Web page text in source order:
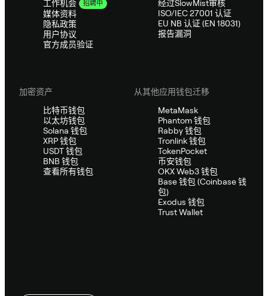
工作机会 招聘中
媒体资料
隐私政策
用户协议
官方成员验证
经过SlowMist审核
ISO/IEC 27001 认证
EU NB 认证 (EN 18031)
报告漏洞
加密资产
比特币钱包
以太坊钱包
Solana 钱包
XRP 钱包
USDT 钱包
BNB 钱包
查看所有钱包
从其他应用钱包迁移
MetaMask
Phantom 钱包
Rabby 钱包
Tronlink 钱包
TokenPocket
币安钱包
OKX Web3 钱包
Base 钱包 (Coinbase 钱
包)
Exodus 钱包
Trust Wallet